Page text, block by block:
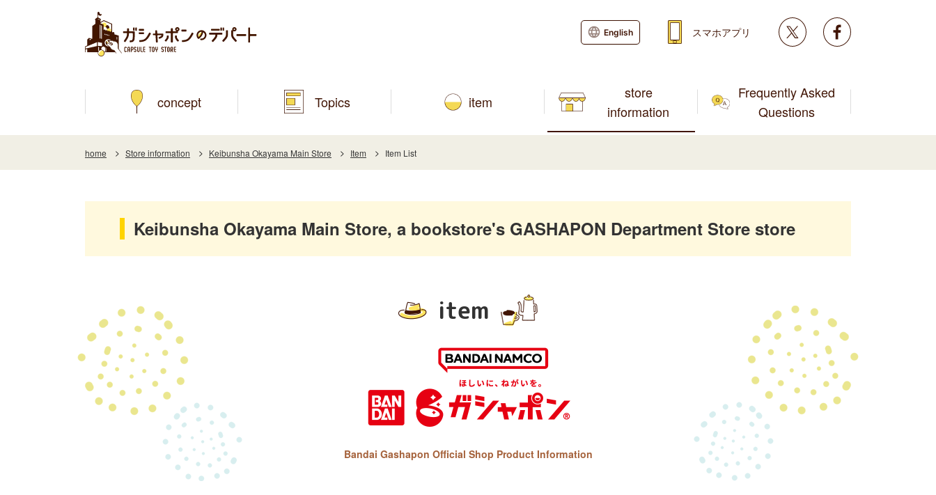
concept Topics item
store
information
Frequently Asked
Questions
English スマホアプリ Twitter
home Store information Keibunsha Okayama Main Store Item Item List
Keibunsha Okayama Main Store, a bookstore's GASHAPON Department Store store
item
Bandai Gashapon Official Shop Product Information